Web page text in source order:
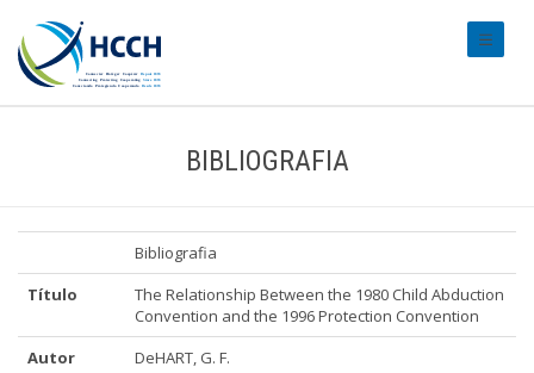
BIBLIOGRAFIA
Bibliografia
Título
The Relationship Between the 1980 Child Abduction
Convention and the 1996 Protection Convention
Autor
DeHART, G. F.